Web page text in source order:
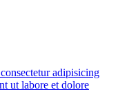
adipisicing
ut labore et dolore